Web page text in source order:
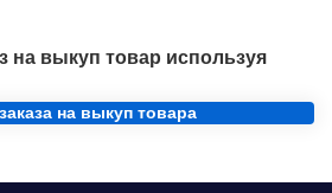
на выкуп товар используя
на выкуп товара